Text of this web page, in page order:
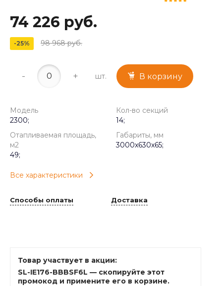
74 226 руб.
-25% 98 968 руб.
- + шт. В корзину
Модель
2300;
Кол-во секций
14;
Отапливаемая площадь,
м2
49;
Габариты, мм
3000x630x65;
Все характеристики
Способы оплаты Доставка
Товар участвует в акции:
SL-IE176-BBBSF6L — скопируйте этот
промокод и примените его в корзине.